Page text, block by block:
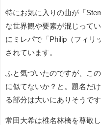
特にお気に入りの曲が「
な世界観や要素が混じって
にミレパで「Philip（フィリ
されています。
ふと気づいたのですが、こ
に似てないか？と。題名だ
る部分は大いにありそうです
常田大希は椎名林檎を尊敬